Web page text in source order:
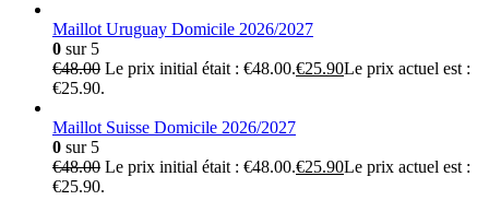
Maillot Uruguay Domicile 2026/2027
0 sur 5
€48.00 Le prix initial était : €48.00.€25.90Le prix actuel est :
€25.90.
Maillot Suisse Domicile 2026/2027
0 sur 5
€48.00 Le prix initial était : €48.00.€25.90Le prix actuel est :
€25.90.